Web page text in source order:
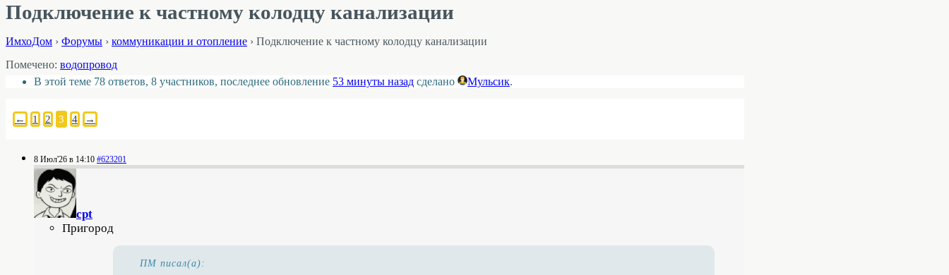
Подключение к частному колодцу канализации
ИмхоДом › Форумы › коммуникации и отопление › Подключение к частному колодцу канализации
Помечено: водопровод
В этой теме 78 ответов, 8 участников, последнее обновление 53 минуты назад сделано Мульсик.
← 1 2 3 4 →
8 Июл'26 в 14:10 #623201
cpt
Пригород
ПМ писал(а):